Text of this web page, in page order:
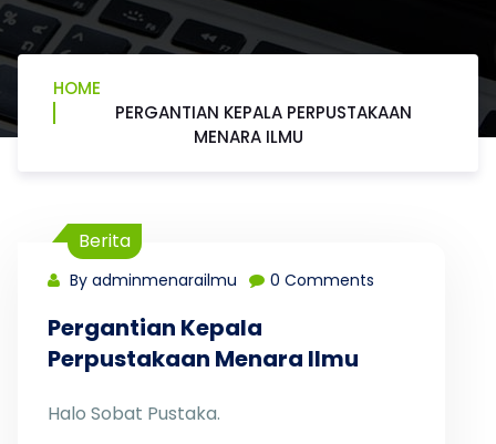
HOME
PERGANTIAN KEPALA PERPUSTAKAAN
MENARA ILMU
Berita
By adminmenarailmu 0 Comments
Pergantian Kepala
Perpustakaan Menara Ilmu
Halo Sobat Pustaka.